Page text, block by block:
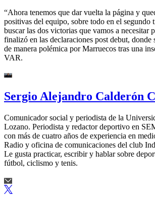
“Ahora tenemos que dar vuelta la página y
positivas del equipo, sobre todo en el segundo
buscar las dos victorias que vamos a necesitar
finalizó en las declaraciones post debut, donde
de manera polémica por Marruecos tras una
VAR.
Sergio Alejandro Calderón
Comunicador social y periodista de la
Lozano. Periodista y redactor deportivo en
con más de cuatro años de experiencia en
Radio y oficina de comunicaciones del club
Le gusta practicar, escribir y hablar sobre
fútbol, ciclismo y tenis.